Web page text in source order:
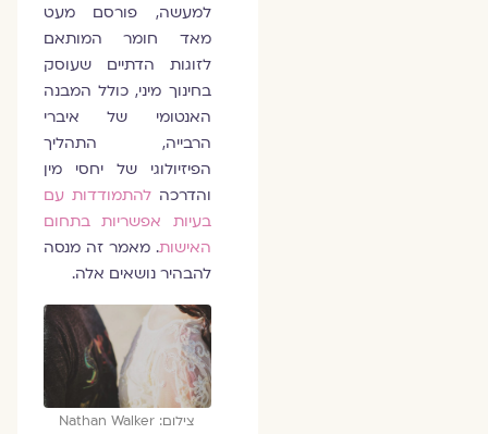
למעשה, פורסם מעט
מאד חומר המותאם
לזוגות הדתיים שעוסק
בחינוך מיני, כולל המבנה
האנטומי של איברי
הרבייה, התהליך
הפיזיולוגי של יחסי מין
והדרכהלהתמודדות עם
בעיות אפשריות בתחום
האישות. מאמר זה מנסה
להבהיר נושאים אלה.
צילום: Nathan Walker